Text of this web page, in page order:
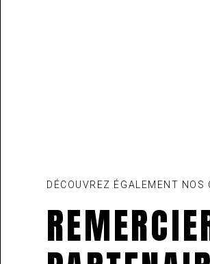
DÉCOUVREZ ÉGALEMENT NOS